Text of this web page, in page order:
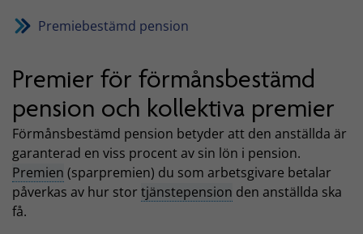
Premiebestämd pension
Premier för förmånsbestämd
pension och kollektiva premier
Förmånsbestämd pension betyder att den anställda är
garanterad en viss procent av sin lön i pension.
Premien (sparpremien) du som arbetsgivare betalar
påverkas av hur stor tjänstepension den anställda ska
få.